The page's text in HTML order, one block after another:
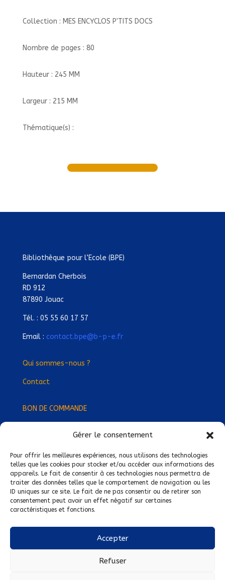
Gérer le consentement
Pour offrir les meilleures expériences, nous utilisons des technologies
telles que les cookies pour stocker et/ou accéder aux informations des
appareils. Le fait de consentir à ces technologies nous permettra de
traiter des données telles que le comportement de navigation ou les
ID uniques sur ce site. Le fait de ne pas consentir ou de retirer son
consentement peut avoir un effet négatif sur certaines
caractéristiques et fonctions.
Accepter
Refuser
Collection : MES ENCYCLOS P'TITS DOCS
Nombre de pages : 80
Hauteur : 245 MM
Largeur : 215 MM
Thématique(s) :
Bibliothèque pour l’Ecole (BPE)
Bernardan Cherbois
RD 912
87890 Jouac
Tél. : 05 55 60 17 57
Email : contact.bpe@b-p-e.fr
Qui sommes-nous ?
Contact
BON DE COMMANDE
Devenez Délégué·e Régional·e !
Trouvez-nous près de chez vous !
Mentions légales
Conditions générales de vente
Politique de confidentialité